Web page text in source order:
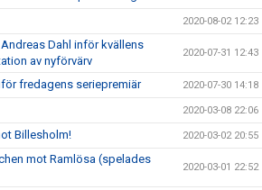
2020-08-02 12:23
Dahl inför kvällens
av nyförvärv
2020-07-31 12:43
fredagens seriepremiär 2020-07-30 14:18
2020-03-08 22:06
Billesholm! 2020-03-02 20:55
mot Ramlösa (spelades
2020-03-01 22:52